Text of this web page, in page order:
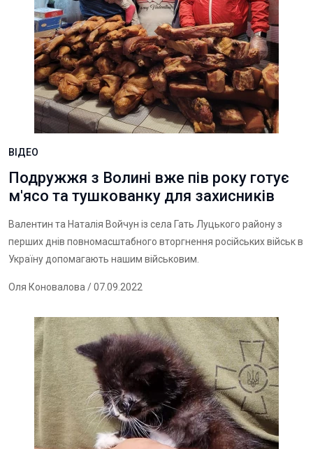
ВІДЕО
Подружжя з Волині вже пів року готує
м'ясо та тушкованку для захисників
Валентин та Наталія Войчун із села Гать Луцького району з
перших днів повномасштабного вторгнення російських військ в
Україну допомагають нашим військовим.
Оля Коновалова / 07.09.2022